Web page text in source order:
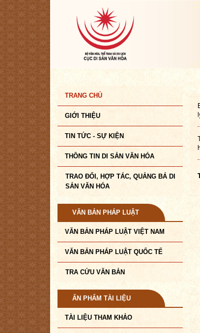
TRANG CHỦ
GIỚI THIỆU
TIN TỨC - SỰ KIỆN
THÔNG TIN DI SẢN VĂN HÓA
TRAO ĐỔI, HỢP TÁC, QUẢNG BÁ DI
SẢN VĂN HÓA
VĂN BẢN PHÁP LUẬT
VĂN BẢN PHÁP LUẬT VIỆT NAM
VĂN BẢN PHÁP LUẬT QUỐC TẾ
TRA CỨU VĂN BẢN
ẤN PHẨM TÀI LIỆU
TÀI LIỆU THAM KHẢO